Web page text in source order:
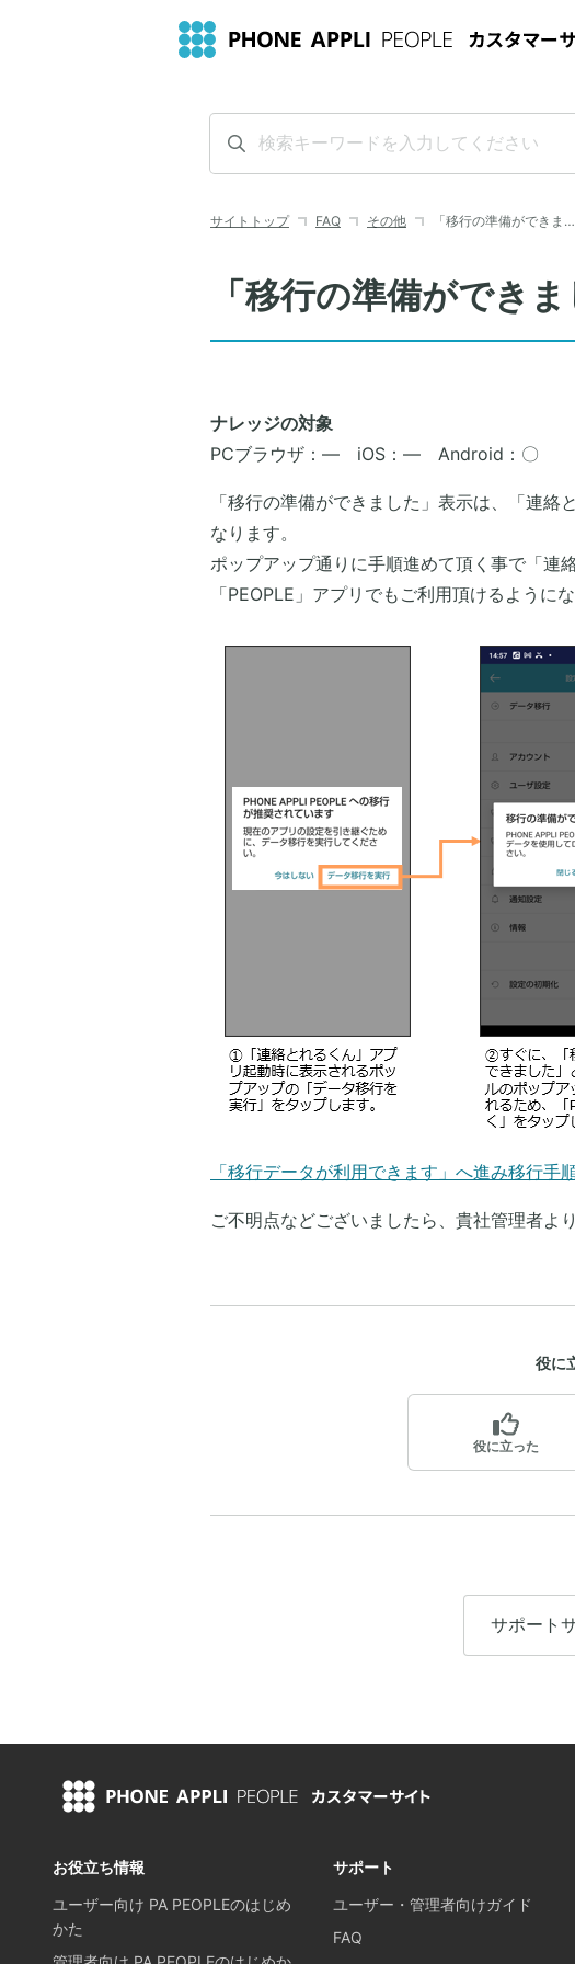
サイトトップ FAQ その他 「移行の準備ができま…
「移行の準備ができ
ナレッジの対象
PCブラウザ：― iOS：― Android：〇​
「移行の準備ができました」表示は、「連
なります。
ポップアップ通りに手順進めて頂く事で「連
「PEOPLE」アプリでもご利用頂けるようにな
「移行データが利用できます」へ進み移行手
ご不明点などございましたら、貴社管理者よ
役に
役に立った
サポート
お役立ち情報
ユーザー向け PA PEOPLEのはじめ
かた
サポート
ユーザー・管理者向けガイド
FAQ